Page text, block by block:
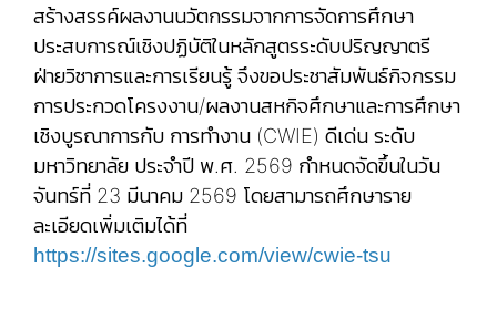
สร้างสรรค์ผลงานนวัตกรรมจากการจัดการศึกษา
ประสบการณ์เชิงปฏิบัติในหลักสูตรระดับปริญญาตรี
ฝ่ายวิชาการและการเรียนรู้ จึงขอประชาสัมพันธ์กิจกรรม
การประกวดโครงงาน/ผลงานสหกิจศึกษาและการศึกษา
เชิงบูรณาการกับ การทำงาน (CWIE) ดีเด่น ระดับ
มหาวิทยาลัย ประจำปี พ.ศ. 2569 กำหนดจัดขึ้นในวัน
จันทร์ที่ 23 มีนาคม 2569 โดยสามารถศึกษาราย
ละเอียดเพิ่มเติมได้ที่
https://sites.google.com/view/cwie-tsu